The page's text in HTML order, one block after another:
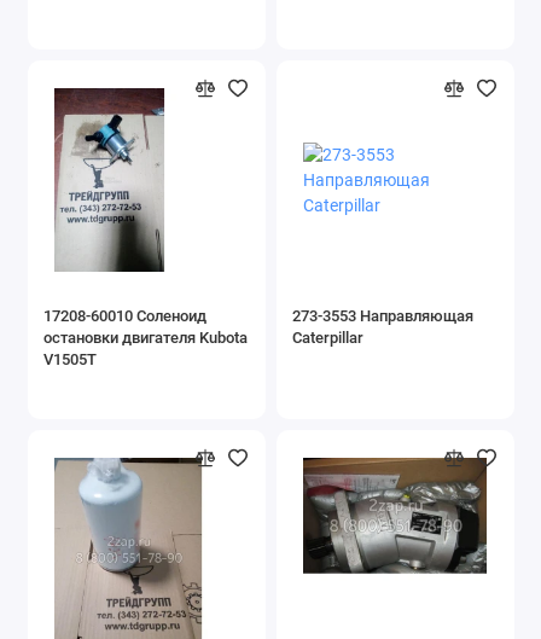
17208-60010 Соленоид
остановки двигателя Kubota
V1505T
273-3553 Направляющая
Caterpillar